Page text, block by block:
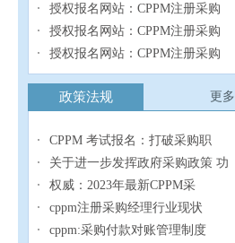
授权报名网站：CPPM注册采购
授权报名网站：CPPM注册采购
授权报名网站：CPPM注册采购
更多
政策法规
CPPM 考试报名：打破采购职
关于进一步发挥政府采购政策 功
权威：2023年最新CPPM采
cppm注册采购经理行业现状
cppm:采购付款对账管理制度